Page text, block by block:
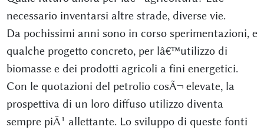
necessario inventarsi altre strade, diverse vie.
Da pochissimi anni sono in corso sperimentazioni, e
qualche progetto concreto, per lâ€™utilizzo di
biomasse e dei prodotti agricoli a fini energetici.
Con le quotazioni del petrolio cosÃ¬ elevate, la
prospettiva di un loro diffuso utilizzo diventa
sempre piÃ¹ allettante. Lo sviluppo di queste fonti